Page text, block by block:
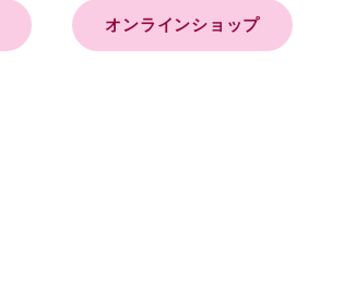
オンラインショップ